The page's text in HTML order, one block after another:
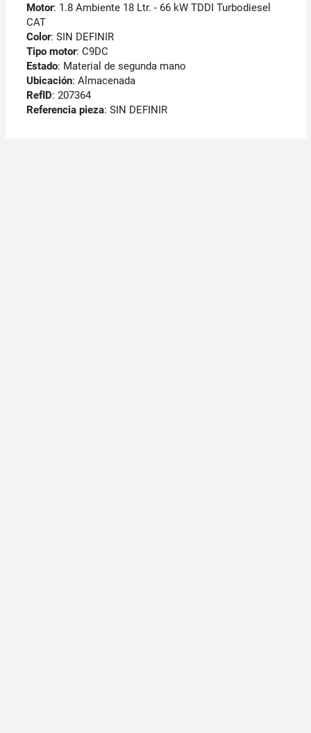
Motor: 1.8 Ambiente 18 Ltr. - 66 kW TDDI Turbodiesel
CAT
Color: SIN DEFINIR
Tipo motor: C9DC
Estado: Material de segunda mano
Ubicación: Almacenada
RefID: 207364
Referencia pieza: SIN DEFINIR